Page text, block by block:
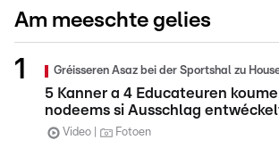
Am meeschte gelies
Gréisseren Asaz bei der Sportshal zu
5 Kanner a 4 Educateuren
nodeems si Ausschlag
Video Fotoen